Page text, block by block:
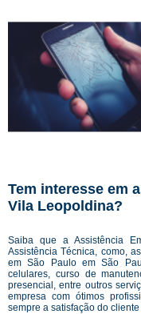
Tem interesse em
Vila Leopoldina?
Saiba que a Assistência
Assistência Técnica, como,
em São Paulo em São
celulares, curso de
presencial, entre outros
empresa com ótimos
sempre a satisfação do